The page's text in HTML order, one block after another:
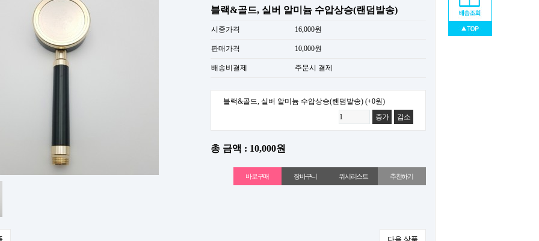
블랙&골드, 실버 알미늄 수압상승(랜덤발송)
시중가격 16,000원
판매가격 10,000원
배송비결제 주문시 결제
블랙&골드, 실버 알미늄 수압상승(랜덤발송) (+0원)
증가
감소
총 금액 : 10,000원
위시리스트 추천하기
다음 상품